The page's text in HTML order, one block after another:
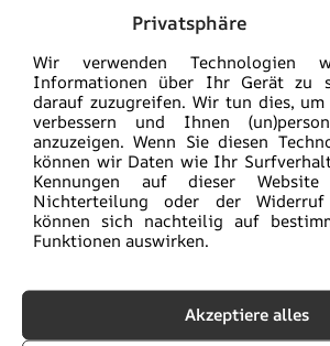
Privatsphäre
Wir verwenden Technologien
Informationen über Ihr Gerät zu
darauf zuzugreifen. Wir tun dies,
verbessern und Ihnen
anzuzeigen. Wenn Sie diesen
können wir Daten wie Ihr
Kennungen auf dieser
Nichterteilung oder der
können sich nachteilig auf
Funktionen auswirken.
Akzeptiere alles
BEFÖRDERUNG!